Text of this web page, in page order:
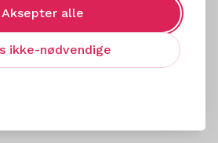
Aksepter alle
ikke-nødvendige